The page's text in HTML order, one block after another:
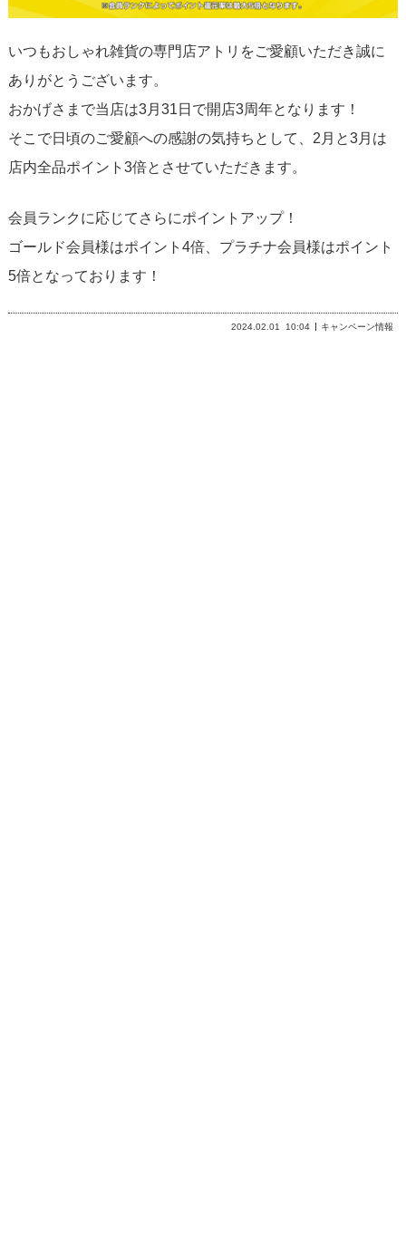
いつもおしゃれ雑貨の専門店アトリをご愛顧いただき誠に
ありがとうございます。
おかげさまで当店は3月31日で開店3周年となります！
そこで日頃のご愛顧への感謝の気持ちとして、2月と3月は
店内全品ポイント3倍とさせていただきます。
会員ランクに応じてさらにポイントアップ！
ゴールド会員様はポイント4倍、プラチナ会員様はポイント
5倍となっております！
2024.02.01 10:04 キャンペーン情報